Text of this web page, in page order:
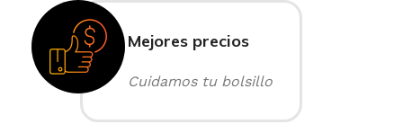
Mejores precios
Cuidamos tu bolsillo